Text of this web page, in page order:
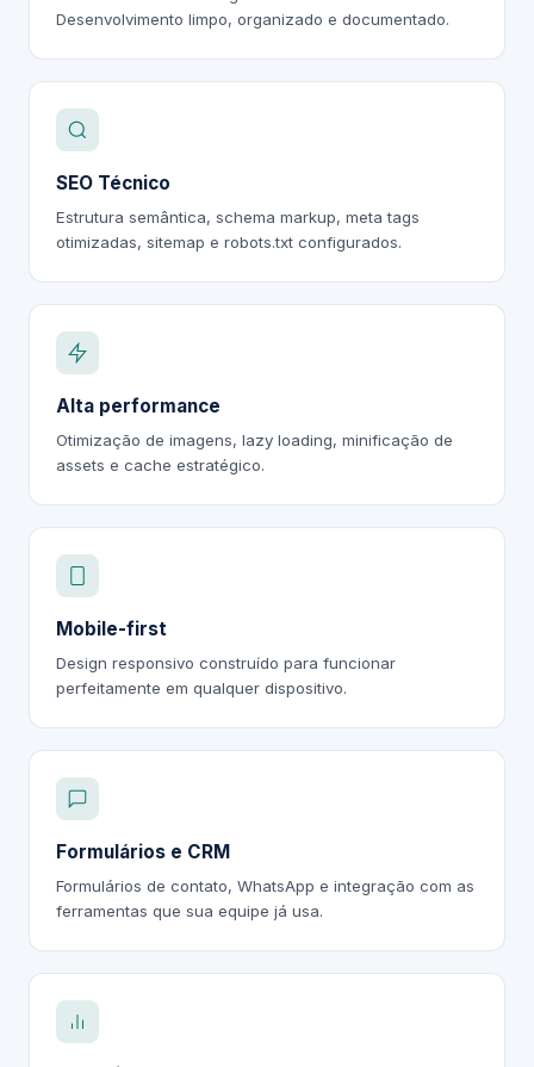
Desenvolvimento limpo, organizado e documentado.
SEO Técnico
Estrutura semântica, schema markup, meta tags
otimizadas, sitemap e robots.txt configurados.
Alta performance
Otimização de imagens, lazy loading, minificação de
assets e cache estratégico.
Mobile-first
Design responsivo construído para funcionar
perfeitamente em qualquer dispositivo.
Formulários e CRM
Formulários de contato, WhatsApp e integração com as
ferramentas que sua equipe já usa.